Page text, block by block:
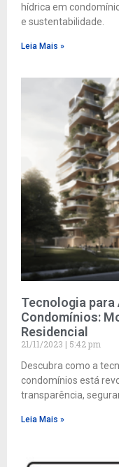
hídrica em
e sustentabilidade.
Leia Mais »
Tecnologia
Condomínios:
Residencial
21/11/2023
5:42 pm
Descubra como a
condomínios está
transparência,
Leia Mais »